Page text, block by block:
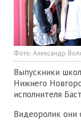
Фото: Александр
Выпускники
Нижнего
исполнителя
Видеоролик они